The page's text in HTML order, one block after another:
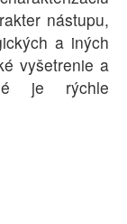
nástupu,
a iných
vyšetrenie a
je rýchle